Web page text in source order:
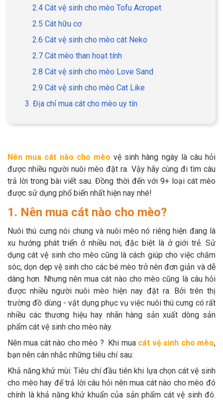
GIỚI THIỆU
DỊCH VỤ
Khách sạn chó mèo
Dịch vụ huấn luyện chó
TIN TỨC
Thông tin về khách sạn,
spa cho thú cưng
Thông tin về chó
Thông tin về mèo
CHÍNH SÁCH
Chính sách mua hàng Chính sách vận chuyển
Chính sách bảo hành Chính sách bảo mật
Chính sách đổi trả
LIÊN HỆ
TỔNG ĐÀI TƯ VẤN
0929894774
2.4 Cát vệ sinh cho mèo Tofu Acropet
2.5 Cát hữu cơ
2.6 Cát vệ sinh cho mèo cát Neko
2.7 Cát mèo than hoạt tính
2.8 Cát vệ sinh cho mèo Love Sand
2.9 Cát vệ sinh cho mèo Cat Like
3. Địa chỉ mua cát cho mèo uy tín
Nên mua cát nào cho mèo vệ sinh hàng ngày là câu hỏi
được nhiều người nuôi mèo đặt ra. Vậy hãy cùng đi tìm câu
trả lời trong bài viết sau. Đồng thời đến với 9+ loại cát mèo
được sử dụng phổ biến nhất hiện nay nhé!
1. Nên mua cát nào cho mèo?
Nuôi thú cưng nói chung và nuôi mèo nó riêng hiện đang là
xu hướng phát triển ở nhiều nơi, đặc biệt là ở giới trẻ. Sử
dụng cát vệ sinh cho mèo cũng là cách giúp cho việc chăm
sóc, dọn dẹp vệ sinh cho các bé mèo trở nên đơn giản và dễ
dàng hơn. Nhưng nên mua cát nào cho mèo cũng là câu hỏi
được nhiều người nuôi mèo hiện nay đặt ra. Bởi trên thị
trường đồ dùng - vật dụng phục vụ việc nuôi thú cưng có rất
nhiều các thương hiệu hay nhãn hàng sản xuất dòng sản
phẩm cát vệ sinh cho mèo này.
Nên mua cát nào cho mèo ? Khi mua cát vệ sinh cho mèo,
bạn nên cân nhắc những tiêu chí sau:
Khả năng khử mùi: Tiêu chí đầu tiên khi lựa chọn cát vệ sinh
cho mèo hay để trả lời câu hỏi nên mua cát nào cho mèo đó
chính là khả năng khử khuẩn của sản phẩm cát vệ sinh đó.